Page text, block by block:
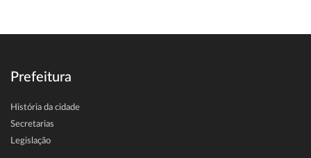
Prefeitura
História da cidade
Secretarias
Legislação